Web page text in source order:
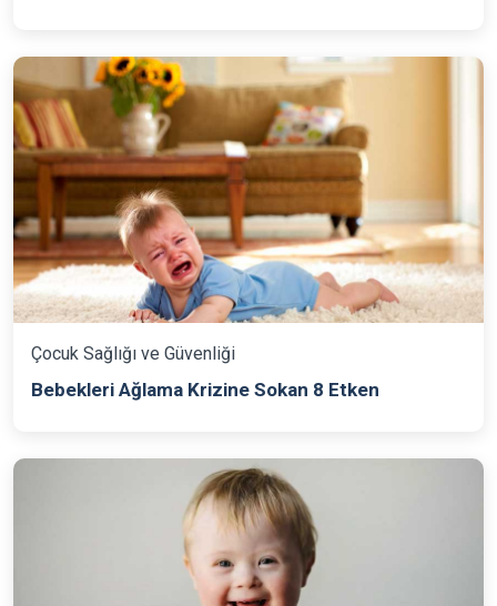
Çocuk Sağlığı ve Güvenliği
Bebekleri Ağlama Krizine Sokan 8 Etken